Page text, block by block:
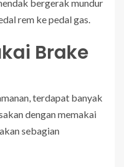
bergerak mundur
rem ke pedal gas.
Brake
terdapat banyak
dengan memakai
sebagian